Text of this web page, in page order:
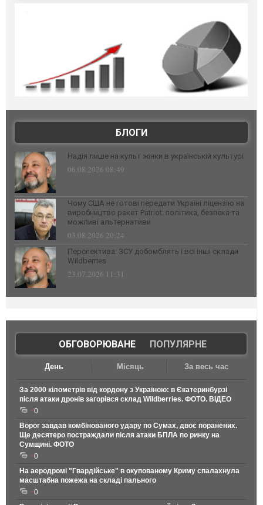
БЛОГИ
Надія лише на культ жінки в українській культурі
06.08.2026 08:49
Чому США не готові передати Україні ліцензію на
виробництво ракет Patriot: політика, безпека та
можливі альтернативи
03.08.2026 20:24
Перспектива: ЗСУ добомблять і всі інші склади
Wildberries
23.07.2026 11:31
ОБГОВОРЮВАНЕ| ПОПУЛЯРНЕ
День Місяць За весь час
За 2000 кілометрів від кордону з Україною: в Єкатеринбурзі
після атаки дронів загорівся склад Wildberries. ФОТО. ВІДЕО
0
Ворог завдав комбінованого удару по Сумах, двоє поранених.
Ще десятеро постраждали після атаки БПЛА по ринку на
Сумщині. ФОТО
0
На аеродромі "Гвардійське" в окупованому Криму спалахнула
масштабна пожежа на складі пального
0